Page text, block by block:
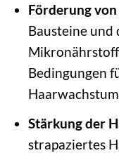
Förderung
Bausteine
Bedingungen
Stärkung der
strapaziertes